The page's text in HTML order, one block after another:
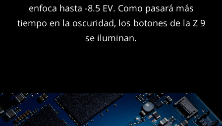
enfoca hasta -8.5 EV. Como pasará más
tiempo en la oscuridad, los botones de la Z 9
se iluminan.